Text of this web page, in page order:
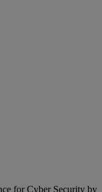
for Cyber Security by